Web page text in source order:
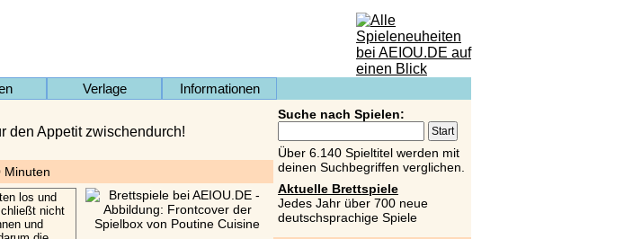
Verlage Informationen
Suche nach Spielen:
Über 6.140 Spieltitel werden mit
deinen Suchbegriffen verglichen.
Aktuelle Brettspiele
Jedes Jahr über 700 neue
deutschsprachige Spiele
den Appetit zwischendurch!